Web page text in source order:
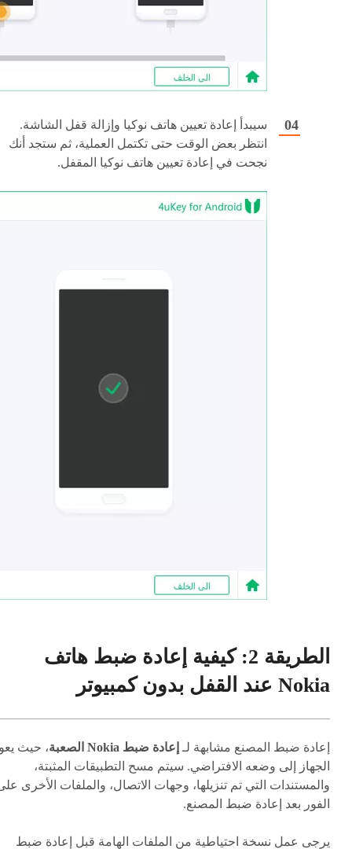
سيبدأ إعادة تعيين هاتف نوكيا وإزالة قفل الشاشة.
انتظر بعض الوقت حتى تكتمل العملية، ثم ستجد أنك
نجحت في إعادة تعيين هاتف نوكيا المقفل.
الطريقة 2: كيفية إعادة ضبط هاتف
Nokia عند القفل بدون كمبيوتر
إعادة ضبط المصنع مشابهة لـ إعادة ضبط Nokia الصعبة
، حيث
الجهاز إلى وضعه الافتراضي. سيتم مسح التطبيقات المثبتة،
والمستندات التي تم تنزيلها، وجهات الاتصال، والملفات الأخرى
الفور بعد إعادة ضبط المصنع.
يرجى عمل نسخة احتياطية من الملفات الهامة قبل إعادة ضبط